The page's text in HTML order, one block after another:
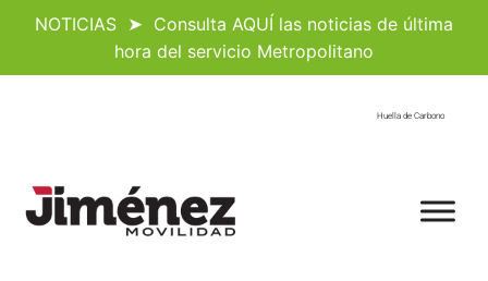
NOTICIAS ➤ Consulta AQUÍ las noticias de última
hora del servicio Metropolitano
Huella de Carbono